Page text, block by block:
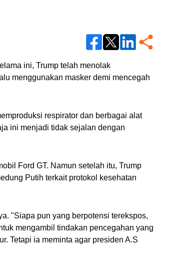
ini, Trump telah menolak
menggunakan masker demi mencegah
respirator dan berbagai alat
ini menjadi tidak sejalan dengan
Ford GT. Namun setelah itu, Trump
Putih terkait protokol kesehatan
"Siapa pun yang berpotensi terekspos,
mengambil tindakan pencegahan yang
Tetapi ia meminta agar presiden A.S